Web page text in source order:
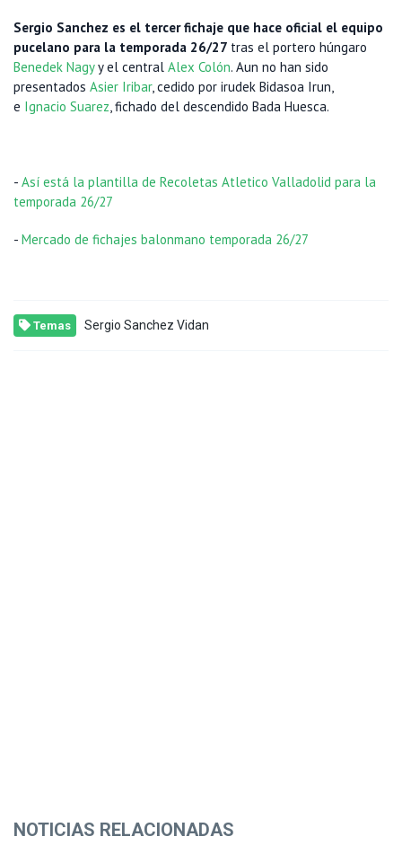
Sergio Sanchez es el tercer fichaje que hace oficial el equipo
pucelano para la temporada 26/27 tras el portero húngaro
Benedek Nagyy el central Alex Colón. Aun no han sido
presentados Asier Iribar, cedido por irudek Bidasoa Irun,
e Ignacio Suarez, fichado del descendido Bada Huesca.
- Así está la plantilla de Recoletas Atletico Valladolid para la
temporada 26/27
- Mercado de fichajes balonmano temporada 26/27
Temas Sergio Sanchez Vidan
NOTICIAS RELACIONADAS